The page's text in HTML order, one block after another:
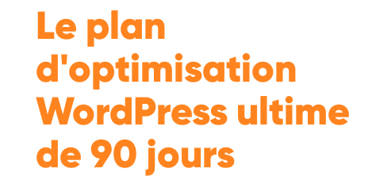
Le plan
d'optimisation
WordPress ultime
de 90 jours